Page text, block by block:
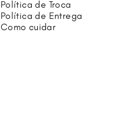
Política de Troca
Política de Entrega
Como cuidar